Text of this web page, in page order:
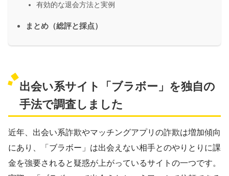
有効的な退会方法と実例
まとめ（総評と採点）
出会い系サイト「ブラボー」を独自の
手法で調査しました
近年、出会い系詐欺やマッチングアプリの詐欺は増加傾向
にあり、「ブラボー」は出会えない相手とのやりとりに課
金を強要されると疑惑が上がっているサイトの一つです。